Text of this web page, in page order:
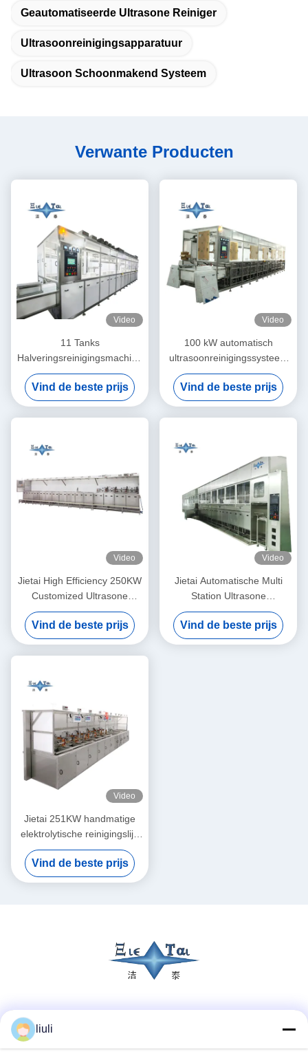
Geautomatiseerde Ultrasone Reiniger
Ultrasoonreinigingsapparatuur
Ultrasoon Schoonmakend Systeem
Verwante Producten
Video
11 Tanks
Halveringsreinigingsmachine
Silicon Wafer
Reinigingsmachine 40KHZ
Vind de beste prijs
Video
100 kW automatisch
ultrasoonreinigingssysteem
11 tanks
Ultrasoonreinigingsmachines
Vind de beste prijs
Video
Jietai High Efficiency 250KW
Customized Ultrasone
Reiniger Voor Precision
Reiniging van Halve
Leideronderdelen
Vind de beste prijs
Video
Jietai Automatische Multi
Station Ultrasone
Reinigingsmachine
Aangepaste
Passiveringsproces voor
Vind de beste prijs
Video
Jietai 251KW handmatige
elektrolytische reinigingslijn
aangepast voor het reinigen
van
halfgeleidercomponenten
Vind de beste prijs
liuli